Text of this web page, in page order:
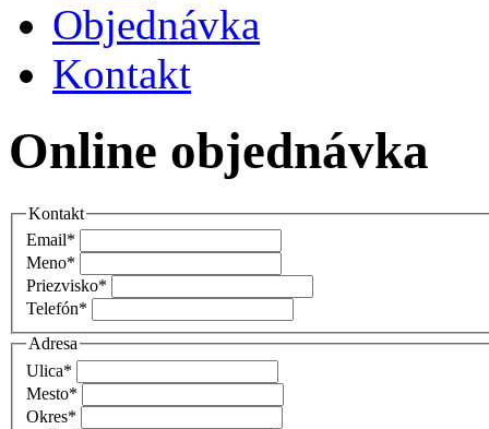
Objednávka
Kontakt
Online objednávka
Kontakt
Email*
Meno*
Priezvisko*
Telefón*
Adresa
Ulica*
Mesto*
Okres*